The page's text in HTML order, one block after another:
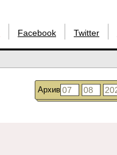
Facebook Twitter
Архив